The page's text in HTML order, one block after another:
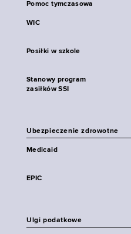
Pomoc tymczasowa
WIC
Posiłki w szkole
Stanowy program
zasiłków SSI
Ubezpieczenie zdrowotne
Medicaid
EPIC
Ulgi podatkowe